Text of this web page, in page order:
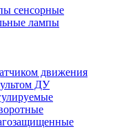
сенсорные
лампы
движения
ДУ